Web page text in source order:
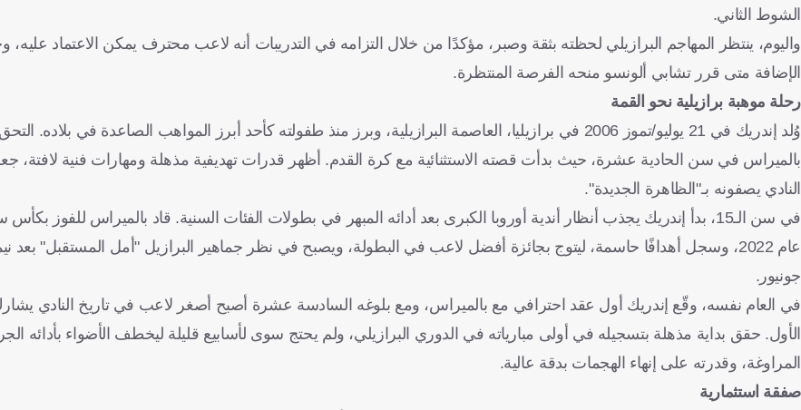
الشوط الثاني.
واليوم، ينتظر المهاجم البرازيلي لحظته بثقة وصبر، مؤكدًا من خلال التزامه في التدريبات أنه لاعب محترف يمكن الاعتماد عليه،
الإضافة متى قرر تشابي ألونسو منحه الفرصة المنتظرة.
رحلة موهبة برازيلية نحو القمة
وُلد إندريك في 21 يوليو/تموز 2006 في برازيليا، العاصمة البرازيلية، وبرز منذ طفولته كأحد أبرز المواهب الصاعدة في بلاده.
بالميراس في سن الحادية عشرة، حيث بدأت قصته الاستثنائية مع كرة القدم. أظهر قدرات تهديفية مذهلة ومهارات فنية لافتة،
النادي يصفونه بـ"الظاهرة الجديدة".
في سن الـ15، بدأ إندريك يجذب أنظار أندية أوروبا الكبرى بعد أدائه المبهر في بطولات الفئات السنية. قاد بالميراس للفوز
عام 2022، وسجل أهدافًا حاسمة، ليتوج بجائزة أفضل لاعب في البطولة، ويصبح في نظر جماهير البرازيل "أمل المستقبل" بعد
جونيور.
في العام نفسه، وقّع إندريك أول عقد احترافي مع بالميراس، ومع بلوغه السادسة عشرة أصبح أصغر لاعب في تاريخ النادي
الأول. حقق بداية مذهلة بتسجيله في أولى مبارياته في الدوري البرازيلي، ولم يحتج سوى لأسابيع قليلة ليخطف الأضواء بأدائه
المراوغة، وقدرته على إنهاء الهجمات بدقة عالية.
صفقة استثمارية